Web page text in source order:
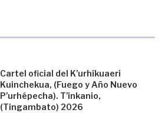
Cartel oficial del K’urhíkuaeri
Kuinchekua, (Fuego y Año Nuevo
P’urhépecha). T’inkanio,
(Tingambato) 2026